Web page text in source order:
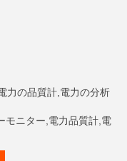
力の品質計,電力の分析
モニター,電力品質計,電